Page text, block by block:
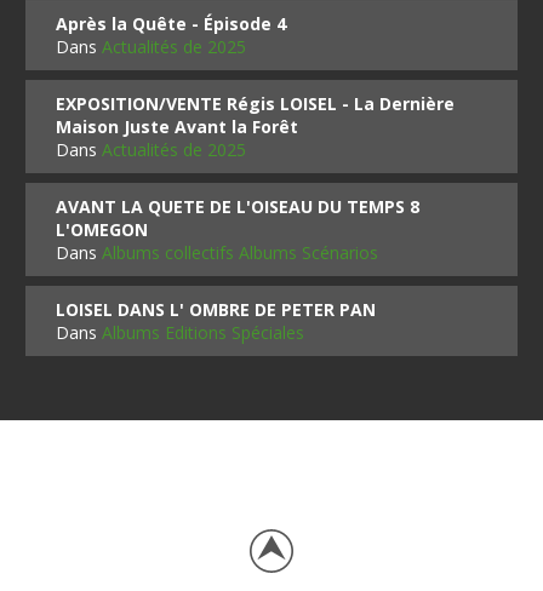
Après la Quête - Épisode 4
DansActualités de 2025
EXPOSITION/VENTE Régis LOISEL - La Dernière
Maison Juste Avant la Forêt
DansActualités de 2025
AVANT LA QUETE DE L'OISEAU DU TEMPS 8
L'OMEGON
DansAlbums collectifs Albums Scénarios
LOISEL DANS L' OMBRE DE PETER PAN
DansAlbums Editions Spéciales